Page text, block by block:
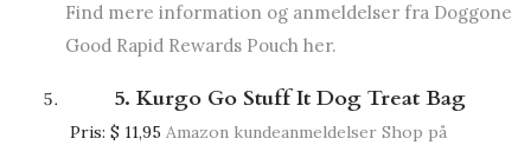
Find mere information og anmeldelser fra Doggone
Good Rapid Rewards Pouch her.
5. Kurgo Go Stuff It Dog Treat Bag
Pris: $ 11,95 Amazon kundeanmeldelser Shop på